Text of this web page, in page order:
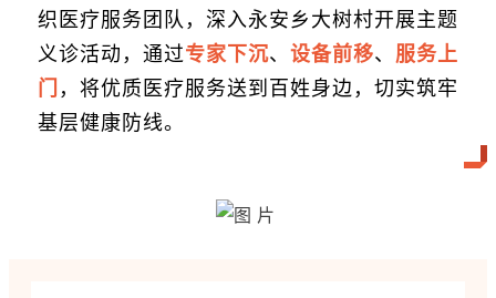
织医疗服务团队，深入永安乡大树村开展主题
义诊活动，通过专家下沉、 设备前移、 服务上
门 ，将优质医疗服务送到百姓身边，切实筑牢
基层健康防线。